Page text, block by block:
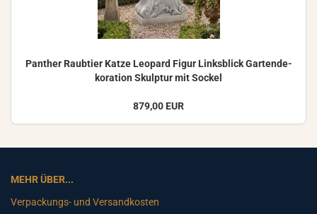
Pan­ther Raub­tier Katze Leo­pard Figur Links­blick Gar­ten­de­
ko­ra­ti­on Skulp­tur mit So­ckel
879,00 EUR
MEHR ÜBER...
Verpackungs- und Versandkosten